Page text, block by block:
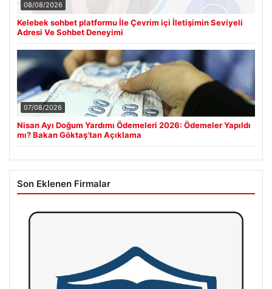
08/08/2026
Kelebek sohbet platformu İle Çevrim içi İletişimin Seviyeli
Adresi Ve Sohbet Deneyimi
07/08/2026
Nisan Ayı Doğum Yardımı Ödemeleri 2026: Ödemeler Yapıldı
mı? Bakan Göktaş’tan Açıklama
Son Eklenen Firmalar